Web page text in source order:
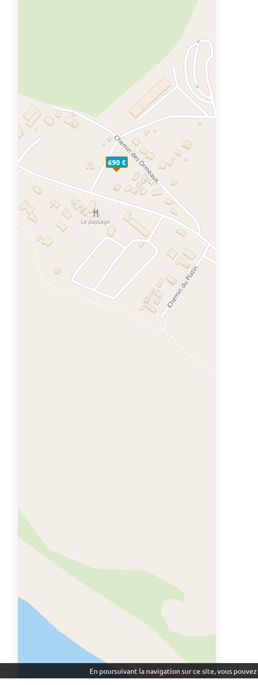
690 €
En poursuivant la navigation sur ce site, vous pouvez